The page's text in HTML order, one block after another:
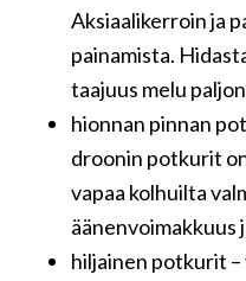
Aksiaalikerroin ja
painamista.
taajuus melu
hionnan pinnan
droonin potkurit
vapaa kolhuilta
äänenvoimakkuus
hiljainen potkurit